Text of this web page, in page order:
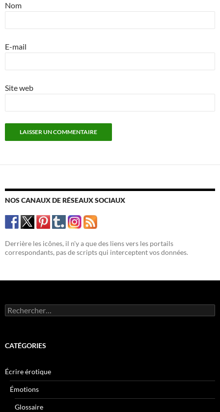
Nom
E-mail
Site web
NOS CANAUX DE RÉSEAUX SOCIAUX
Derrière les icônes, il n'y a que des liens vers les portails
correspondants, pas de scripts qui interceptent vos données.
Rechercher :
CATÉGORIES
Écrire érotique
Émotions
Glossaire